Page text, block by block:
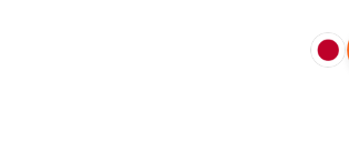
日